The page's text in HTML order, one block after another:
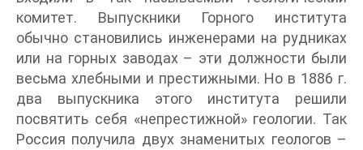
комитет. Выпускники Горного института
обычно становились инженерами на рудниках
или на горных заводах – эти должности были
весьма хлебными и престижными. Но в 1886 г.
два выпускника этого института решили
посвятить себя «непрестижной» геологии. Так
Россия получила двух знаменитых геологов –